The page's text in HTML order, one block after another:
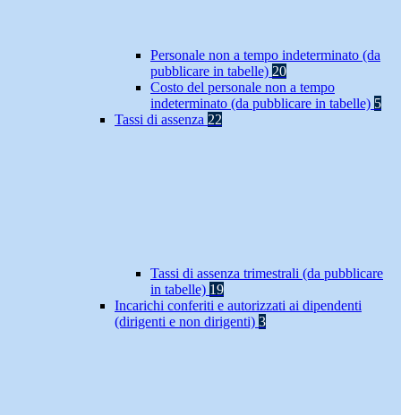
Personale non a tempo indeterminato (da
pubblicare in tabelle) 20
Costo del personale non a tempo
indeterminato (da pubblicare in tabelle) 5
Tassi di assenza 22
Tassi di assenza trimestrali (da pubblicare
in tabelle) 19
Incarichi conferiti e autorizzati ai dipendenti
(dirigenti e non dirigenti) 3